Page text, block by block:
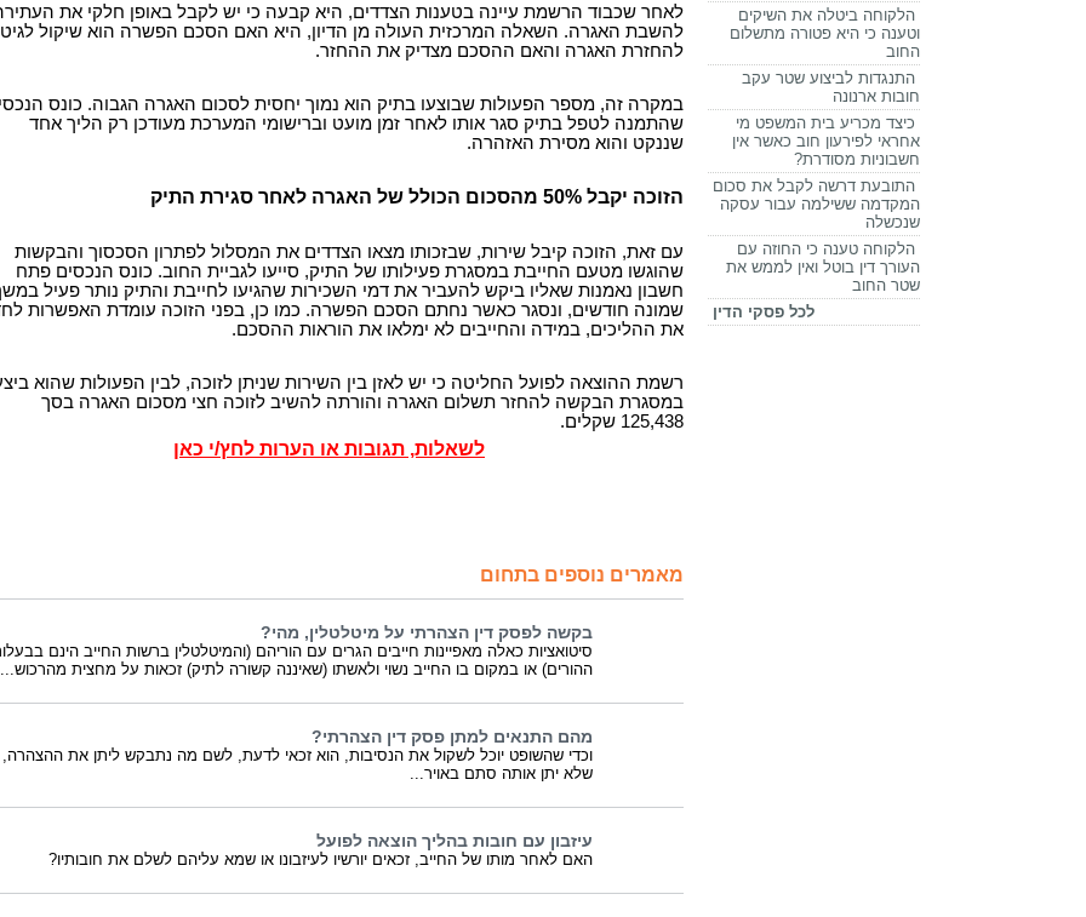
לאחר שכבוד הרשמת עיינה בטענות הצדדים, היא קבעה כי יש לקבל באופן חלקי את
להשבת האגרה. השאלה המרכזית העולה מן הדיון, היא האם הסכם הפשרה הוא שיקול
להחזרת האגרה והאם ההסכם מצדיק את ההחזר.
במקרה זה, מספר הפעולות שבוצעו בתיק הוא נמוך יחסית לסכום האגרה הגבוה. כונס
שהתמנה לטפל בתיק סגר אותו לאחר זמן מועט וברישומי המערכת מעודכן רק הליך אחד
שננקט והוא מסירת האזהרה.
הזוכה יקבל 50% מהסכום הכולל של האגרה לאחר סגירת התיק
עם זאת, הזוכה קיבל שירות, שבזכותו מצאו הצדדים את המסלול לפתרון הסכסוך והבקשות
שהוגשו מטעם החייבת במסגרת פעילותו של התיק, סייעו לגביית החוב. כונס הנכסים פתח
חשבון נאמנות שאליו ביקש להעביר את דמי השכירות שהגיעו לחייבת והתיק נותר פעיל
שמונה חודשים, ונסגר כאשר נחתם הסכם הפשרה. כמו כן, בפני הזוכה עומדת האפשרות
את ההליכים, במידה והחייבים לא ימלאו את הוראות ההסכם.
רשמת ההוצאה לפועל החליטה כי יש לאזן בין השירות שניתן לזוכה, לבין הפעולות שהוא
במסגרת הבקשה להחזר תשלום האגרה והורתה להשיב לזוכה חצי מסכום האגרה בסך
125,438 שקלים.
לשאלות, תגובות או הערות לחץ/י כאן
מאמרים נוספים בתחום
בקשה לפסק דין הצהרתי על מיטלטלין, מהי?
סיטואציות כאלה מאפיינות חייבים הגרים עם הוריהם (והמיטלטלין ברשות החייב הינם
ההורים) או במקום בו החייב נשוי ולאשתו (שאיננה קשורה לתיק) זכאות על מחצית מהרכוש...
מהם התנאים למתן פסק דין הצהרתי?
וכדי שהשופט יוכל לשקול את הנסיבות, הוא זכאי לדעת, לשם מה נתבקש ליתן את ההצהרה,
שלא יתן אותה סתם באויר...
עיזבון עם חובות בהליך הוצאה לפועל
האם לאחר מותו של החייב, זכאים יורשיו לעיזבונו או שמא עליהם לשלם את חובותיו?
הלקוחה ביטלה את השיקים
וטענה כי היא פטורה מתשלום
החוב
התנגדות לביצוע שטר עקב
חובות ארנונה
כיצד מכריע בית המשפט מי
אחראי לפירעון חוב כאשר אין
חשבוניות מסודרת?
התובעת דרשה לקבל את סכום
המקדמה ששילמה עבור עסקה
שנכשלה
הלקוחה טענה כי החוזה עם
העורך דין בוטל ואין לממש את
שטר החוב
לכל פסקי הדין